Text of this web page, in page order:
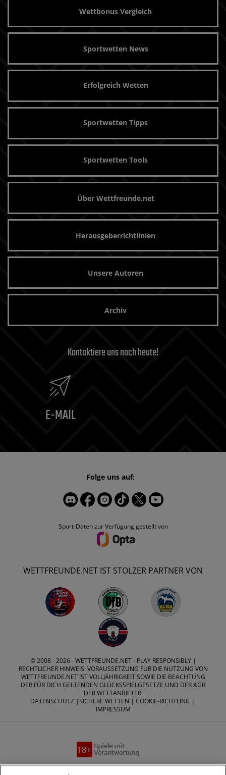
Wettbonus Vergleich
Sportwetten News
Erfolgreich Wetten
Sportwetten Tipps
Sportwetten Tools
Über Wettfreunde.net
Herausgeberrichtlinien
Unsere Autoren
Archiv
Kontaktiere uns noch heute!
E-MAIL
Sport-Daten zur Verfügung gestellt von
Folge uns auf:
WETTFREUNDE.NET IST STOLZER PARTNER VON
© 2008 - 2026 -WETTFREUNDE.NET- PLAY RESPONSIBLY |
RECHTLICHER HINWEIS: VORAUSSETZUNG FÜR DIE NUTZUNG VON
WETTFREUNDE.NET IST VOLLJÄHRIGKEIT SOWIE DIE BEACHTUNG
DER FÜR DICH GELTENDEN GLÜCKSSPIELGESETZE UND DER AGB
DER WETTANBIETER!
DATENSCHUTZ |SICHERE WETTEN | COOKIE-RICHTLINIE |
IMPRESSUM